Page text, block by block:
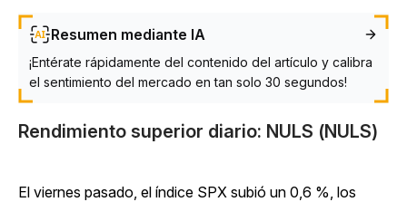
Resumen mediante IA
¡Entérate rápidamente del contenido del artículo y calibra
el sentimiento del mercado en tan solo 30 segundos!
Rendimiento superior diario: NULS (NULS)
El viernes pasado, el índice SPX subió un 0,6 %, los